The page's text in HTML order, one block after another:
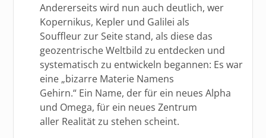
Andererseits wird nun auch deutlich, wer
Kopernikus, Kepler und Galilei als
Souffleur zur Seite stand, als diese das
geozentrische Weltbild zu entdecken und
systematisch zu entwickeln begannen: Es war
eine „bizarre Materie Namens
Gehirn.“ Ein Name, der für ein neues Alpha
und Omega, für ein neues Zentrum
aller Realität zu stehen scheint.